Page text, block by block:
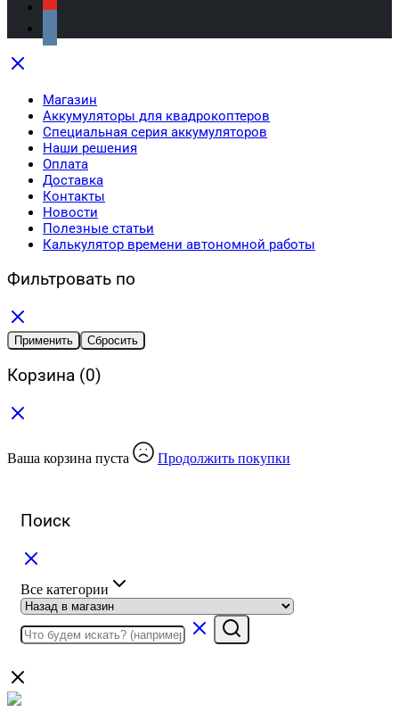
Магазин
Аккумуляторы для квадрокоптеров
Специальная серия аккумуляторов
Наши решения
Оплата
Доставка
Контакты
Новости
Полезные статьи
Калькулятор времени автономной работы
Фильтровать по
Применить Сбросить
Корзина (0)
Ваша корзина пуста Продолжить покупки
Поиск
Все категории